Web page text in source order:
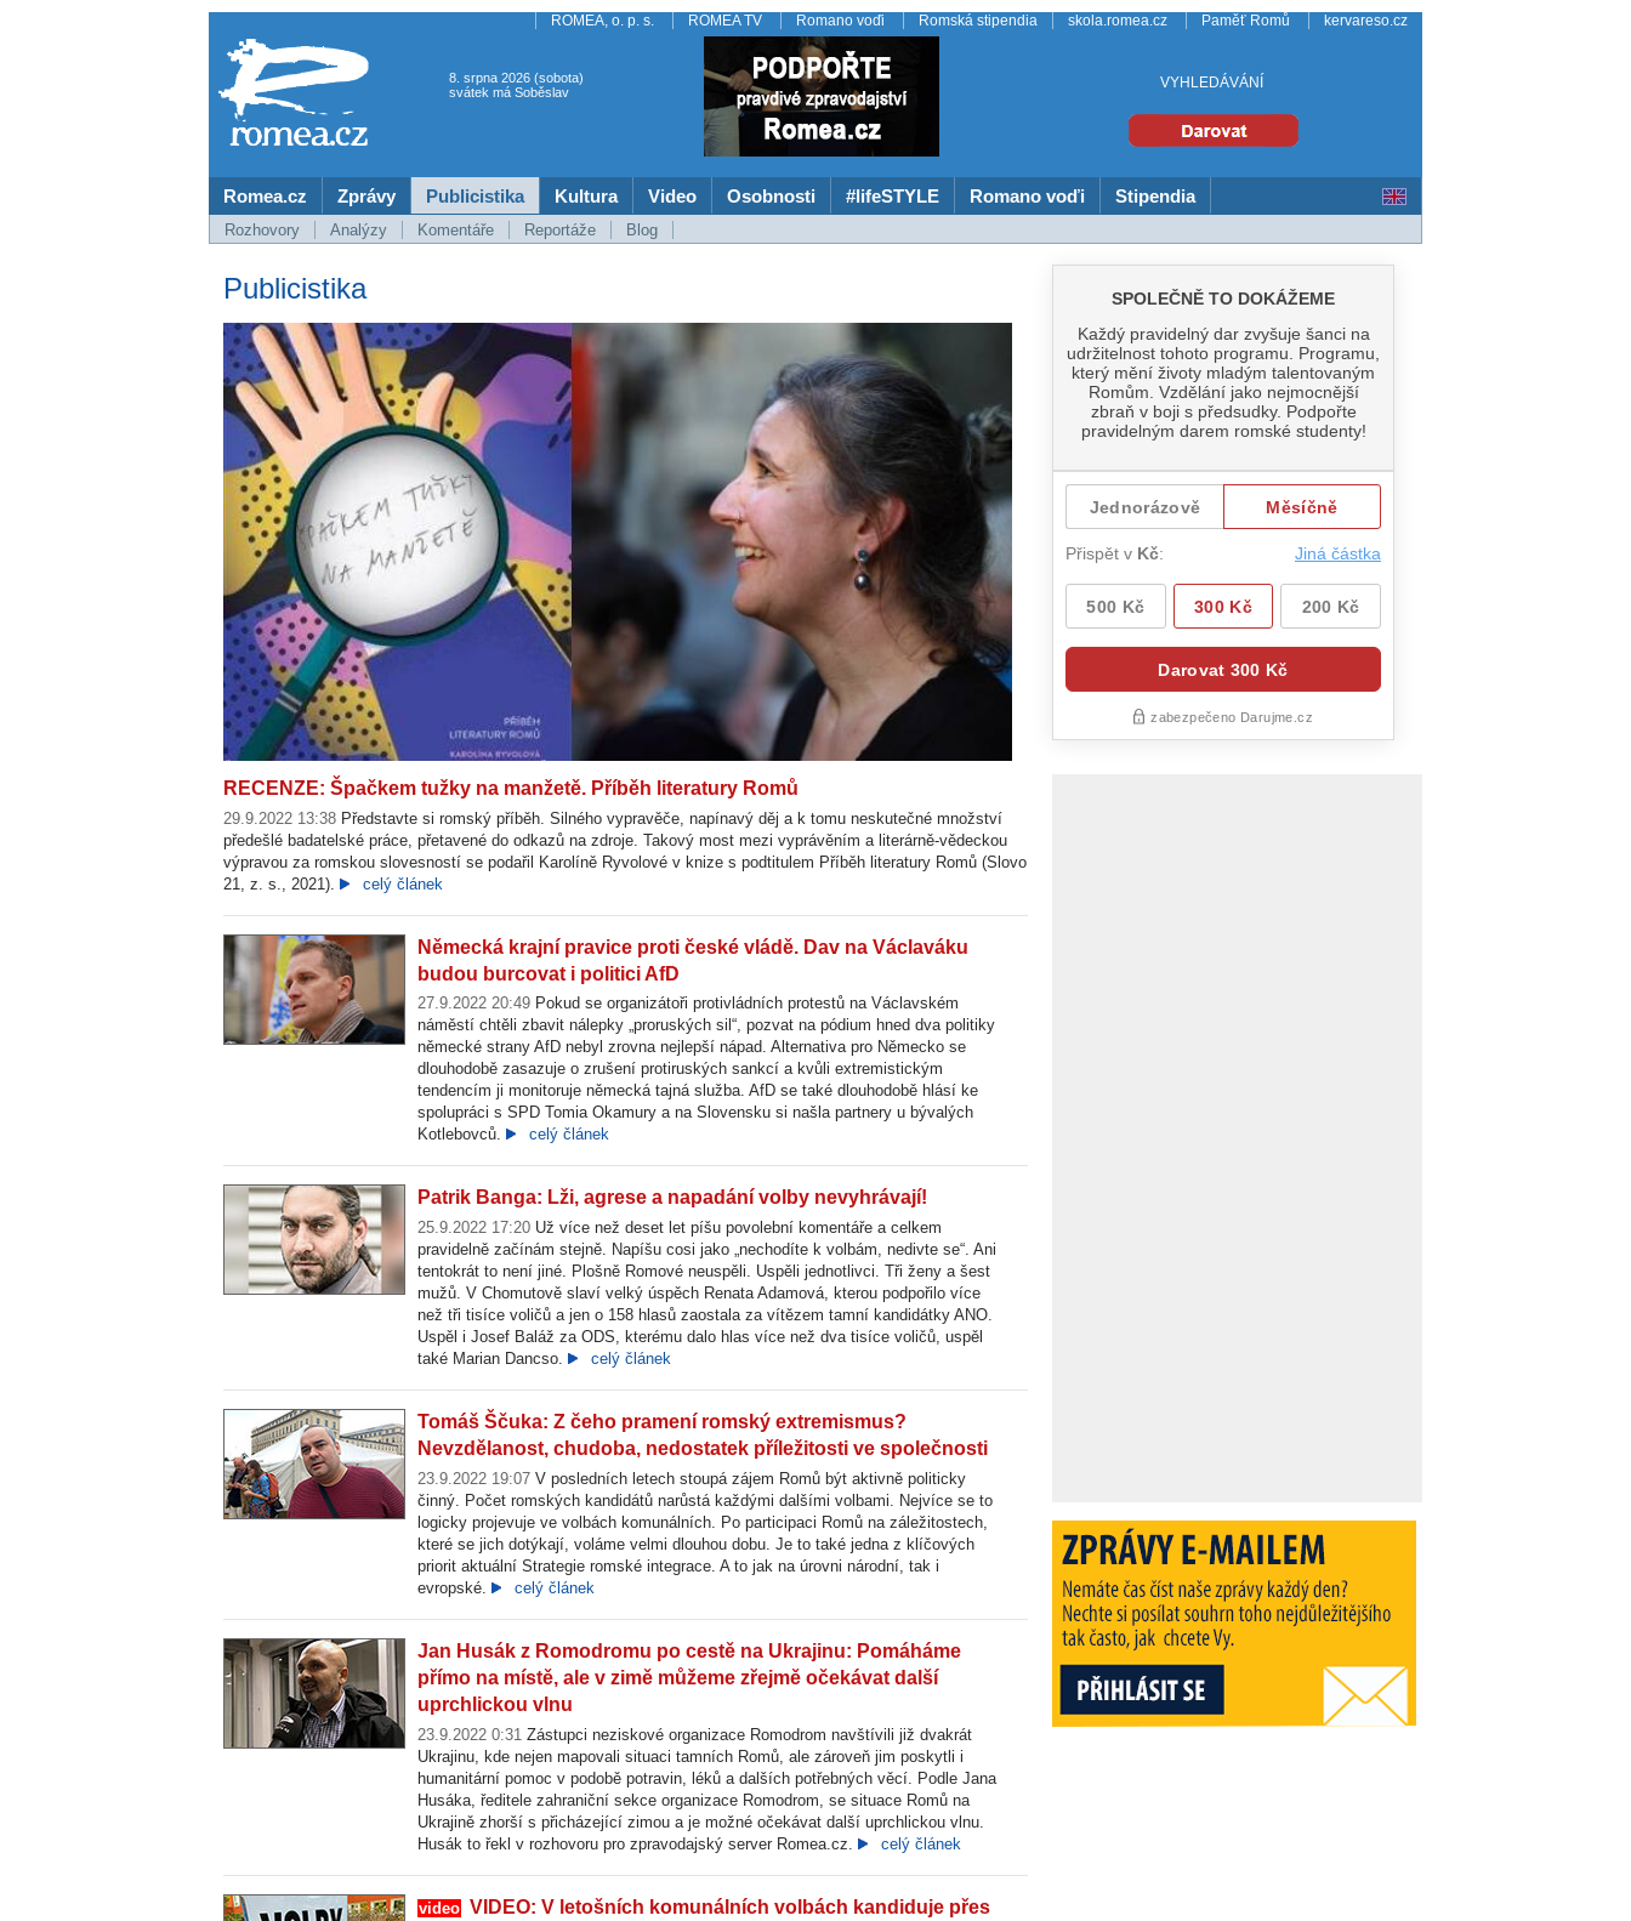
ROMEA, o. p. s. ROMEA TV Romano voďi Romská stipendia skola.romea.cz Paměť Romů kervareso.cz
8. srpna 2026 (sobota)
svátek má Soběslav
VYHLEDÁVÁNÍ
Romea.cz Zprávy Publicistika Kultura Video Osobnosti #lifeSTYLE Romano voďi Stipendia
Rozhovory Analýzy Komentáře Reportáže Blog
Publicistika
RECENZE: Špačkem tužky na manžetě. Příběh literatury Romů
29.9.2022 13:38 Představte si romský příběh. Silného vypravěče, napínavý děj a k tomu neskutečné množství
předešlé badatelské práce, přetavené do odkazů na zdroje. Takový most mezi vyprávěním a literárně-vědeckou
výpravou za romskou slovesností se podařil Karolíně Ryvolové v knize s podtitulem Příběh literatury Romů (Slovo
21, z. s., 2021).
celý článek
Německá krajní pravice proti české vládě. Dav na Václaváku
budou burcovat i politici AfD
27.9.2022 20:49 Pokud se organizátoři protivládních protestů na Václavském
náměstí chtěli zbavit nálepky „proruských sil“, pozvat na pódium hned dva politiky
německé strany AfD nebyl zrovna nejlepší nápad. Alternativa pro Německo se
dlouhodobě zasazuje o zrušení protiruských sankcí a kvůli extremistickým
tendencím ji monitoruje německá tajná služba. AfD se také dlouhodobě hlásí ke
spolupráci s SPD Tomia Okamury a na Slovensku si našla partnery u bývalých
Kotlebovců.
celý článek
Patrik Banga: Lži, agrese a napadání volby nevyhrávají!
25.9.2022 17:20 Už více než deset let píšu povolební komentáře a celkem
pravidelně začínám stejně. Napíšu cosi jako „nechodíte k volbám, nedivte se“. Ani
tentokrát to není jiné. Plošně Romové neuspěli. Uspěli jednotlivci. Tři ženy a šest
mužů. V Chomutově slaví velký úspěch Renata Adamová, kterou podpořilo více
než tři tisíce voličů a jen o 158 hlasů zaostala za vítězem tamní kandidátky ANO.
Uspěl i Josef Baláž za ODS, kterému dalo hlas více než dva tisíce voličů, uspěl
také Marian Dancso.
celý článek
Tomáš Ščuka: Z čeho pramení romský extremismus?
Nevzdělanost, chudoba, nedostatek příležitosti ve společnosti
23.9.2022 19:07 V posledních letech stoupá zájem Romů být aktivně politicky
činný. Počet romských kandidátů narůstá každými dalšími volbami. Nejvíce se to
logicky projevuje ve volbách komunálních. Po participaci Romů na záležitostech,
které se jich dotýkají, voláme velmi dlouhou dobu. Je to také jedna z klíčových
priorit aktuální Strategie romské integrace. A to jak na úrovni národní, tak i
evropské.
celý článek
Jan Husák z Romodromu po cestě na Ukrajinu: Pomáháme
přímo na místě, ale v zimě můžeme zřejmě očekávat další
uprchlickou vlnu
23.9.2022 0:31 Zástupci neziskové organizace Romodrom navštívili již dvakrát
Ukrajinu, kde nejen mapovali situaci tamních Romů, ale zároveň jim poskytli i
humanitární pomoc v podobě potravin, léků a dalších potřebných věcí. Podle Jana
Husáka, ředitele zahraniční sekce organizace Romodrom, se situace Romů na
Ukrajině zhorší s přicházející zimou a je možné očekávat další uprchlickou vlnu.
Husák to řekl v rozhovoru pro zpravodajský server Romea.cz.
celý článek
video VIDEO: V letošních komunálních volbách kandiduje přes